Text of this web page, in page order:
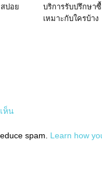
ปอย
บริการรับปรึกษา
เหมาะกับใครบ้าง
ห็น
spam. Learn how